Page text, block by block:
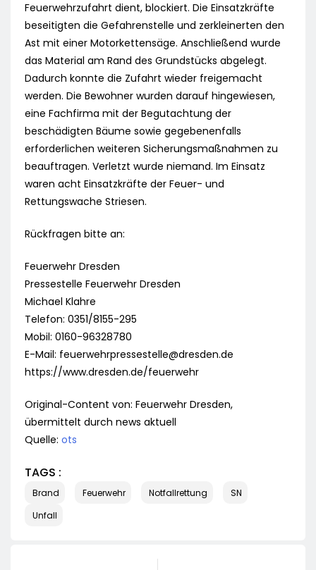
Feuerwehrzufahrt dient, blockiert. Die Einsatzkräfte
beseitigten die Gefahrenstelle und zerkleinerten den
Ast mit einer Motorkettensäge. Anschließend wurde
das Material am Rand des Grundstücks abgelegt.
Dadurch konnte die Zufahrt wieder freigemacht
werden. Die Bewohner wurden darauf hingewiesen,
eine Fachfirma mit der Begutachtung der
beschädigten Bäume sowie gegebenenfalls
erforderlichen weiteren Sicherungsmaßnahmen zu
beauftragen. Verletzt wurde niemand. Im Einsatz
waren acht Einsatzkräfte der Feuer- und
Rettungswache Striesen.
Rückfragen bitte an:
Feuerwehr Dresden
Pressestelle Feuerwehr Dresden
Michael Klahre
Telefon: 0351/8155-295
Mobil: 0160-96328780
E-Mail: feuerwehrpressestelle@dresden.de
https://www.dresden.de/feuerwehr
Original-Content von: Feuerwehr Dresden,
übermittelt durch news aktuell
Quelle: ots
TAGS :
Brand Feuerwehr Notfallrettung
SN
Unfall